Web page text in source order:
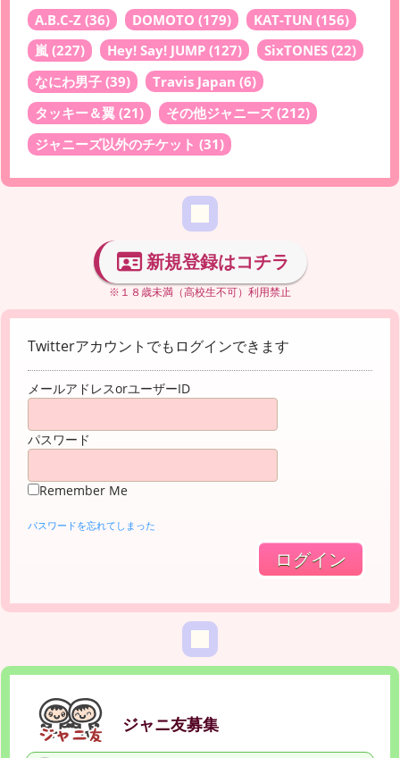
A.B.C-Z (36) DOMOTO (179) KAT-TUN (156)
嵐 (227) Hey! Say! JUMP (127) SixTONES (22)
なにわ男子 (39) Travis Japan (6)
タッキー＆翼 (21) その他ジャニーズ(212)
ジャニーズ以外のチケット (31)
新規登録はコチラ
※１８歳未満（高校生不可）利用禁止
Twitterアカウントでもログインできます
メールアドレスorユーザーID
パスワード
Remember Me
パスワードを忘れてしまった
ジャニ友募集